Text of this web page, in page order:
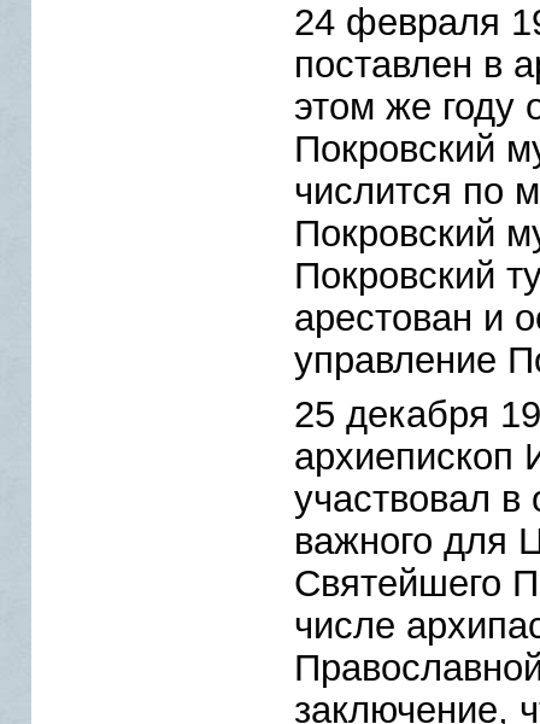
24 февраля
поставлен в
этом же году
Покровский
числится по
Покровский
Покровский
арестован и
управление
25 декабря
архиепископ
участвовал в
важного для
Святейшего
числе
заключение,